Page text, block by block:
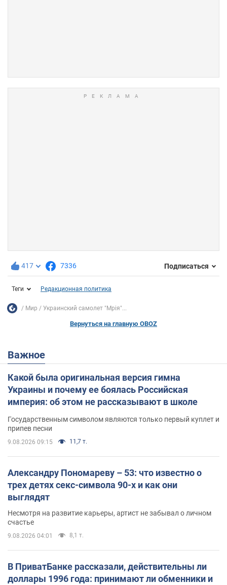
417 7336 Подписаться
Теги Редакционная политика
Мир Украинский самолет "Мрія"...
Вернуться на главную OBOZ
Важное
Какой была оригинальная версия гимна
Украины и почему ее боялась Российская
империя: об этом не рассказывают в школе
Государственным символом являются только первый куплет и
припев песни
9.08.2026 09:15 11,7 т.
Александру Пономареву – 53: что известно о
трех детях секс-символа 90-х и как они
выглядят
Несмотря на развитие карьеры, артист не забывал о личном
счастье
9.08.2026 04:01 8,1 т.
В ПриватБанке рассказали, действительны ли
доллары 1996 года: принимают ли обменники и